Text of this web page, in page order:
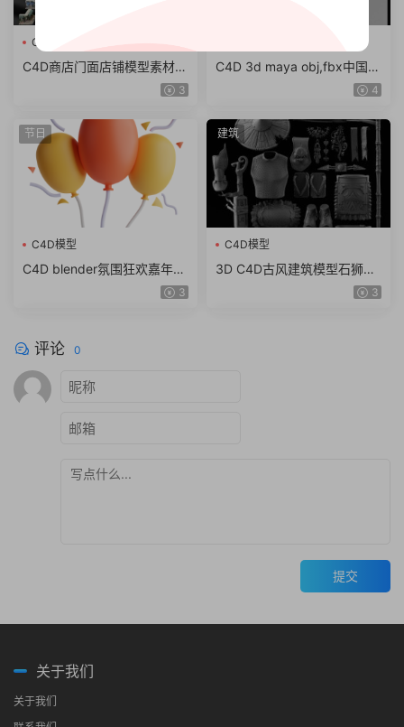
C4D模型
C4D商店门面店铺模型素材
max obj fbx ma KitBash3D3
C4D 3d maya obj,fbx中国风
东方古建筑临安长安城古城街
4
节日
C4D模型
C4D blender氛围狂欢嘉年华
锣鼓棉花糖图标fbx obj模型3
建筑
C4D模型
3D C4D古风建筑模型石狮龙
斗篷石头酒壶木屐蟾蜍 obj z3
评论 0
提交
关于我们
关于我们